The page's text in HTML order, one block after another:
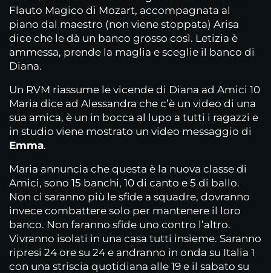
Flauto Magico di Mozart, accompagnata al
piano dal maestro (non viene stoppata) Arisa
dice che le dà un banco grosso così. Letizia è
ammessa, prende la maglia e sceglie il banco di
Diana.
Un RVM riassume le vicende di Diana ad Amici 10
Maria dice ad Alessandra che c’è un video di una
sua amica, è un in bocca al lupo a tutti i ragazzi e
in studio viene mostrato un video messaggio di
Emma.
Maria annuncia che questa è la nuova classe di
Amici, sono 15 banchi, 10 di canto e 5 di ballo.
Non ci saranno più le sfide a squadre, dovranno
invece combattere solo per mantenere il loro
banco. Non faranno sfide uno contro l’altro.
Vivranno isolati in una casa tutti insieme. Saranno
ripresi 24 ore su 24 e andranno in onda su Italia 1
con una striscia quotidiana alle 19 e il sabato su